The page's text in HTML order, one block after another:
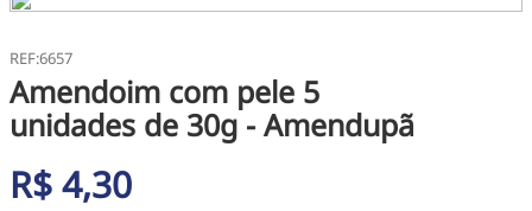
:6657
Amendoim com pele 5
unidades de 30g - Amendupã
R$4,30